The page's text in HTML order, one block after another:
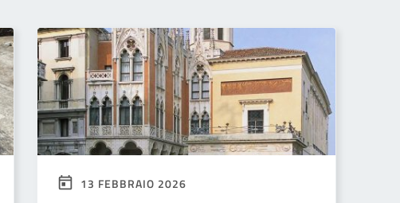
13 FEBBRAIO 2026